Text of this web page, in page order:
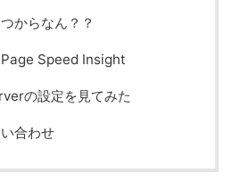
Z50II
α6700 フィルムカメラ
カIIf ライカM4
ローライ35
からなん？？
Speed Insight
の設定を見てみた
合わせ